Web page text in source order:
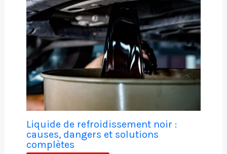
Liquide de refroidissement noir :
causes, dangers et solutions
complètes